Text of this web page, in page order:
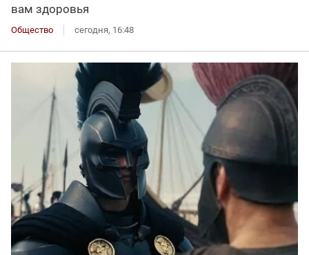
вам здоровья
Общество сегодня, 16:48